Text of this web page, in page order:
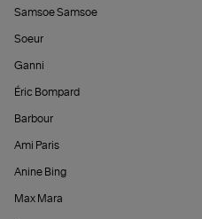
Samsoe Samsoe
Soeur
Ganni
Éric Bompard
Barbour
Ami Paris
Anine Bing
Max Mara